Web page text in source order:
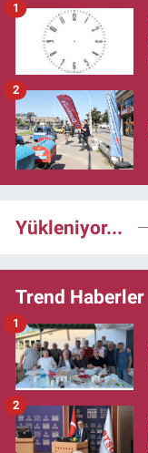
1
2
Yükleniyor...
Trend Haberler
1
2